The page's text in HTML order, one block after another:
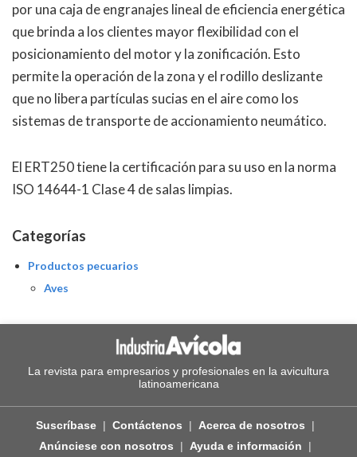
por una caja de engranajes lineal de eficiencia energética
que brinda a los clientes mayor flexibilidad con el
posicionamiento del motor y la zonificación. Esto
permite la operación de la zona y el rodillo deslizante
que no libera partículas sucias en el aire como los
sistemas de transporte de accionamiento neumático.
El ERT250 tiene la certificación para su uso en la norma
ISO 14644-1 Clase 4 de salas limpias.
Categorías
Productos pecuarios
Aves
La revista para empresarios y profesionales en la avicultura
latinoamericana
Suscríbase Contáctenos
Acerca de nosotros
Anúnciese con nosotros
Ayuda e información